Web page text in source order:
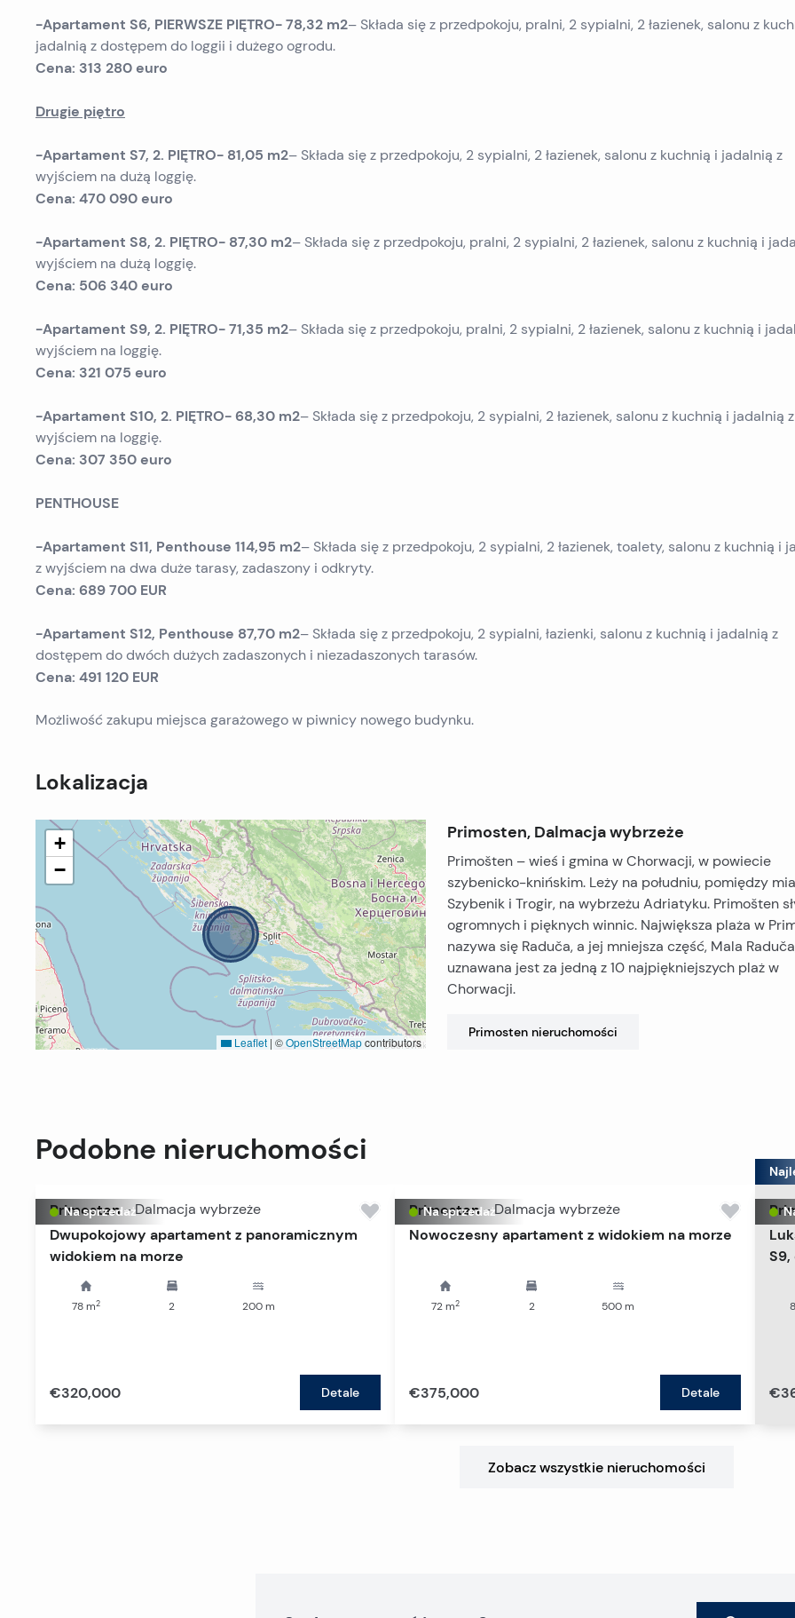
-Apartament S6, PIERWSZE PIĘTRO- 78,32 m2– Składa się z przedpokoju, pralni, 2 sypialni, 2 łazienek, salonu z
jadalnią z dostępem do loggii i dużego ogrodu.
Cena: 313 280 euro
Drugie piętro
-Apartament S7, 2. PIĘTRO- 81,05 m2– Składa się z przedpokoju, 2 sypialni, 2 łazienek, salonu z kuchnią i jadalnią z
wyjściem na dużą loggię.
Cena: 470 090 euro
-Apartament S8, 2. PIĘTRO- 87,30 m2– Składa się z przedpokoju, pralni, 2 sypialni, 2 łazienek, salonu z kuchnią i
wyjściem na dużą loggię.
Cena: 506 340 euro
-Apartament S9, 2. PIĘTRO- 71,35 m2– Składa się z przedpokoju, pralni, 2 sypialni, 2 łazienek, salonu z kuchnią i
wyjściem na loggię.
Cena: 321 075 euro
-Apartament S10, 2. PIĘTRO- 68,30 m2– Składa się z przedpokoju, 2 sypialni, 2 łazienek, salonu z kuchnią i jadalnią z
wyjściem na loggię.
Cena: 307 350 euro
PENTHOUSE
-Apartament S11, Penthouse 114,95 m2– Składa się z przedpokoju, 2 sypialni, 2 łazienek, toalety, salonu z kuchnią i
z wyjściem na dwa duże tarasy, zadaszony i odkryty.
Cena: 689 700 EUR
-Apartament S12, Penthouse 87,70 m2– Składa się z przedpokoju, 2 sypialni, łazienki, salonu z kuchnią i jadalnią z
dostępem do dwóch dużych zadaszonych i niezadaszonych tarasów.
Cena: 491 120 EUR
Możliwość zakupu miejsca garażowego w piwnicy nowego budynku.
Lokalizacja
+
−
Leaflet | ©OpenStreetMapcontributors
Primosten, Dalmacja wybrzeże
Primošten – wieś i gmina w Chorwacji, w powiecie
szybenicko-knińskim. Leży na południu, pomiędzy
Szybenik i Trogir, na wybrzeżu Adriatyku. Primošten
ogromnych i pięknych winnic. Największa plaża w
nazywa się Raduča, a jej mniejsza część, Mala
uznawana jest za jedną z 10 najpiękniejszych plaż w
Chorwacji.
Primosten nieruchomości
Podobne nieruchomości
Na sprzedaż
Primosten - Dalmacja wybrzeże
Dwupokojowy apartament z panoramicznym
widokiem na morze
78m2 2 200m
€320,000 Detale
Na sprzedaż
Primosten - Dalmacja wybrzeże
Nowoczesny apartament z widokiem na morze
72m2 2 500 m
€375,000 Detale
Zobacz wszystkie nieruchomości